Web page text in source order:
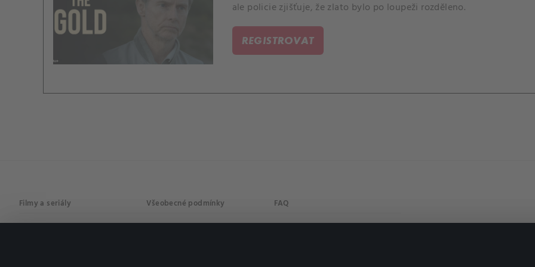
ale policie zjišťuje, že zlato bylo po loupeži rozděleno.
REGISTROVAT
Filmy a seriály Všeobecné podmínky FAQ